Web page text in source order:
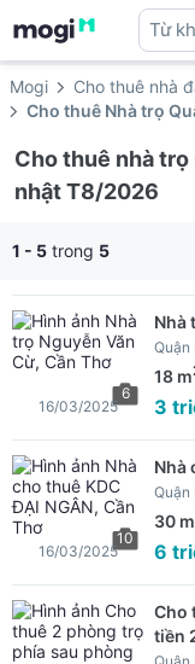
Từ
địa
Mogi Cho thuê nhà
Cho thuê Nhà trọ
Cho thuê nhà
nhật T8/2026
1 - 5 trong 5
6
Nhà
Quận
18 m
3
16/03/2025
10
Nhà
Quận
30 m
6
16/03/2025
Cho
tiền